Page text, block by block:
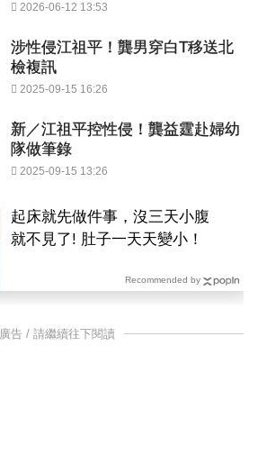
2026-06-12 13:53
涉性侵江祖平！龔男穿白T移送北
檢複訊
2025-09-15 16:26
新／江祖平控性侵！龔益霆赴婦幼
隊做筆錄
2025-09-15 13:26
起床就先做件事，沒三天小腹
就不見了! 肚子一天天變小！
Recommended by
廣告 / 請繼續往下閱讀